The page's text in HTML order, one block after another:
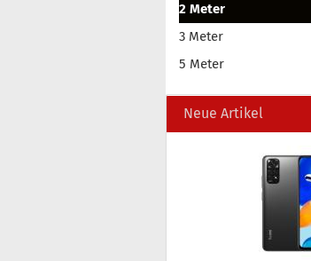
2 Meter
3 Meter
5 Meter
Neue Artikel